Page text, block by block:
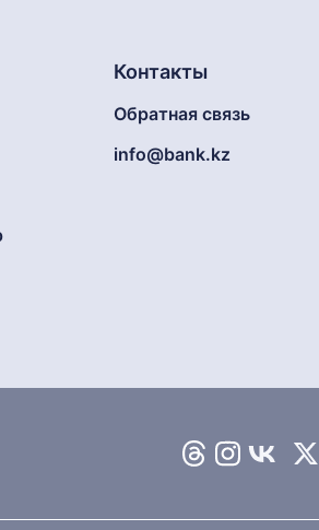
Контакты
Обратная связь
info@bank.kz